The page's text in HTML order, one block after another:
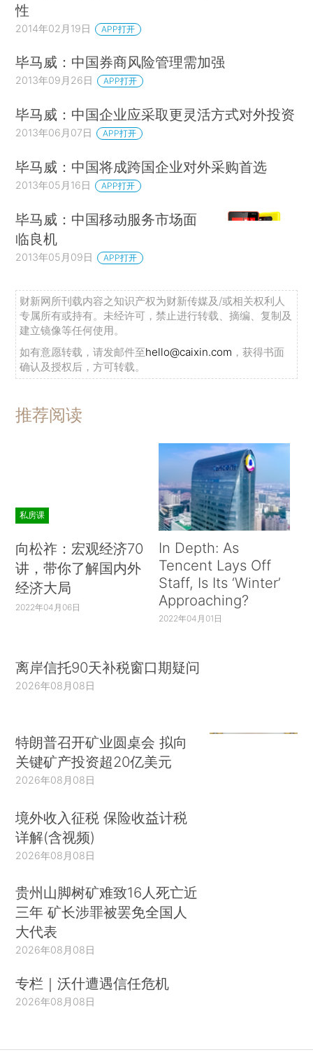
性
2014年02月19日 APP打开
毕马威：中国券商风险管理需加强
2013年09月26日 APP打开
毕马威：中国企业应采取更灵活方式对外投资
2013年06月07日 APP打开
毕马威：中国将成跨国企业对外采购首选
2013年05月16日 APP打开
毕马威：中国移动服务市场面
临良机
2013年05月09日 APP打开
财新网所刊载内容之知识产权为财新传媒及/或相关权利人
专属所有或持有。未经许可，禁止进行转载、摘编、复制及
建立镜像等任何使用。
如有意愿转载，请发邮件至hello@caixin.com ，获得书面
确认及授权后，方可转载。
推荐阅读
私房课
向松祚：宏观经济70
讲，带你了解国内外
经济大局
2022年04月06日
In Depth: As
Tencent Lays Off
Staff, Is Its ‘Winter’
Approaching?
2022年04月01日
离岸信托90天补税窗口期疑问
2026年08月08日
特朗普召开矿业圆桌会 拟向
关键矿产投资超20亿美元
2026年08月08日
境外收入征税 保险收益计税
详解(含视频)
2026年08月08日
贵州山脚树矿难致16人死亡近
三年 矿长涉罪被罢免全国人
大代表
2026年08月08日
专栏｜沃什遭遇信任危机
2026年08月08日